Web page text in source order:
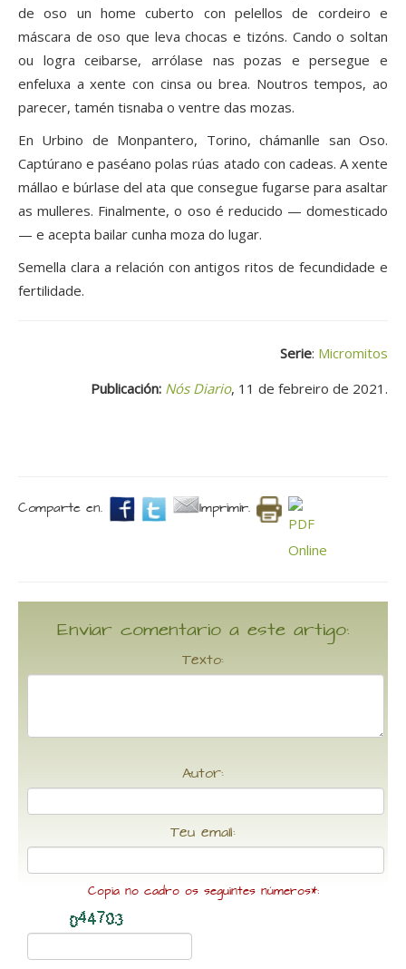
de oso un home cuberto con pelellos de cordeiro e
máscara de oso que leva chocas e tizóns. Cando o soltan
ou logra ceibarse, arrólase nas pozas e persegue e
enfeluxa a xente con cinsa ou brea. Noutros tempos, ao
parecer, tamén tisnaba o ventre das mozas.
En Urbino de Monpantero, Torino, chámanlle san Oso.
Captúrano e paséano polas rúas atado con cadeas. A xente
mállao e búrlase del ata que consegue fugarse para asaltar
as mulleres. Finalmente, o oso é reducido — domesticado
— e acepta bailar cunha moza do lugar.
Semella clara a relación con antigos ritos de fecundidade e
fertilidade.
Serie: Micromitos
Publicación: Nós Diario, 11 de febreiro de 2021.
Comparte en. Imprimir.
Enviar comentario a este artigo:
Texto:
Autor:
Teu email:
Copia no cadro os seguintes números*: